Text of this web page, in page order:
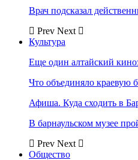
Врач подсказал
Prev Next
Культура
Еще один алтайский
Что объединяло краевую
Афиша. Куда сходить в
В барнаульском музее
Prev Next
Общество